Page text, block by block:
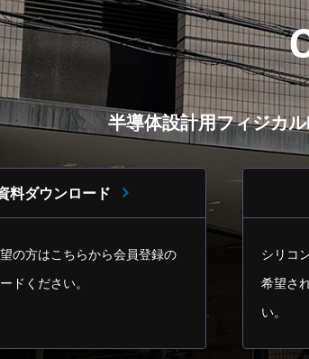
半導体設計用フィジカ
料ダウンロード
の方はこちらから会員登録の
ドください。
シリコ
希望さ
い。